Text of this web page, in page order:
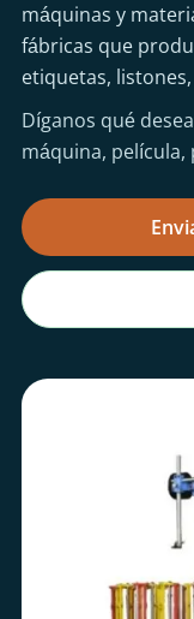
máquinas y
fábricas que
etiquetas,
Díganos qué
máquina,